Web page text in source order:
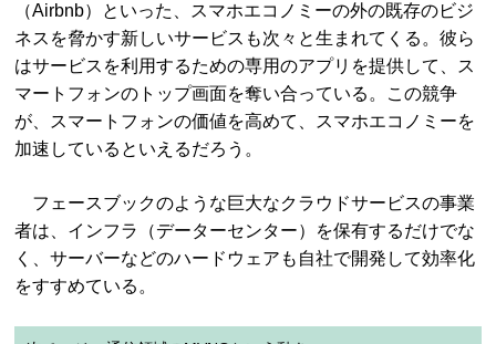
（Airbnb）といった、スマホエコノミーの外の既存のビジ
ネスを脅かす新しいサービスも次々と生まれてくる。彼ら
はサービスを利用するための専用のアプリを提供して、ス
マートフォンのトップ画面を奪い合っている。この競争
が、スマートフォンの価値を高めて、スマホエコノミーを
加速しているといえるだろう。
フェースブックのような巨大なクラウドサービスの事業
者は、インフラ（データーセンター）を保有するだけでな
く、サーバーなどのハードウェアも自社で開発して効率化
をすすめている。